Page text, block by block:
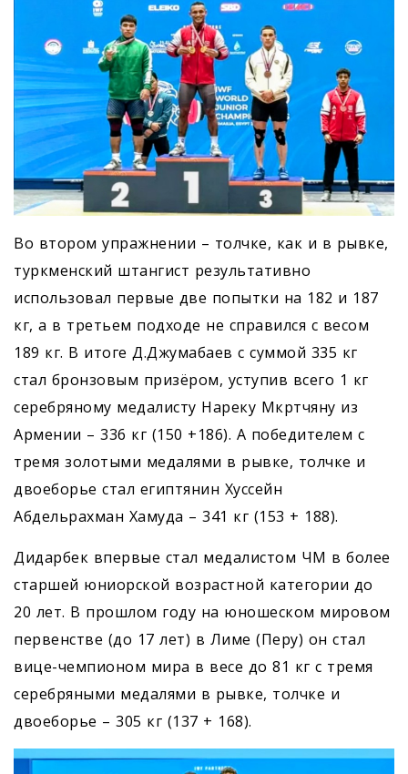
Во втором упражнении – толчке, как и в рывке,
туркменский штангист результативно
использовал первые две попытки на 182 и 187
кг, а в третьем подходе не справился с весом
189 кг. В итоге Д.Джумабаев с суммой 335 кг
стал бронзовым призёром, уступив всего 1 кг
серебряному медалисту Нареку Мкртчяну из
Армении – 336 кг (150 +186). А победителем с
тремя золотыми медалями в рывке, толчке и
двоеборье стал египтянин Хуссейн
Абдельрахман Хамуда – 341 кг (153 + 188).
Дидарбек впервые стал медалистом ЧМ в более
старшей юниорской возрастной категории до
20 лет. В прошлом году на юношеском мировом
первенстве (до 17 лет) в Лиме (Перу) он стал
вице-чемпионом мира в весе до 81 кг с тремя
серебряными медалями в рывке, толчке и
двоеборье – 305 кг (137 + 168).